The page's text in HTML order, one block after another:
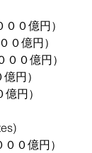
０億円）
０億円）
０億円）
円）
円）
０億円）